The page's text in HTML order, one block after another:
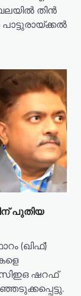
തിൻ
പാട്ടുരായ്ക്കൽ
പുതിയ
(ഖിഫ്)
ഷറഫ്